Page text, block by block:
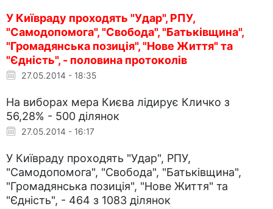
У Київраду проходять "Удар", РПУ,
"Самодопомога", "Свобода", "Батьківщина",
"Громадянська позиція", "Нове Життя" та
"Єдність", - половина протоколів
27.05.2014 - 18:35
На виборах мера Києва лідирує Кличко з
56,28% - 500 ділянок
27.05.2014 - 16:17
У Київраду проходять "Удар", РПУ,
"Самодопомога", "Свобода", "Батьківщина",
"Громадянська позиція", "Нове Життя" та
"Єдність", - 464 з 1083 ділянок